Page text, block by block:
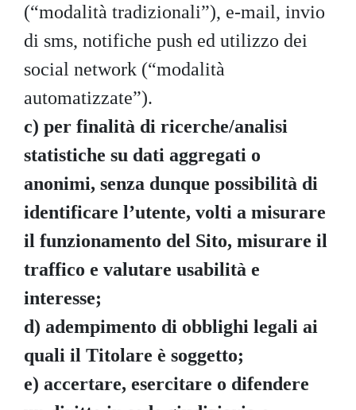
(“modalità tradizionali”), e-mail, invio
di sms, notifiche push ed utilizzo dei
social network (“modalità
automatizzate”).
c) per finalità di ricerche/analisi
statistiche su dati aggregati o
anonimi, senza dunque possibilità di
identificare l’utente, volti a misurare
il funzionamento del Sito, misurare il
traffico e valutare usabilità e
interesse;
d) adempimento di obblighi legali ai
quali il Titolare è soggetto;
e) accertare, esercitare o difendere